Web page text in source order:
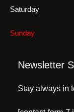
Saturday
Sunday
Newsletter
Stay always in